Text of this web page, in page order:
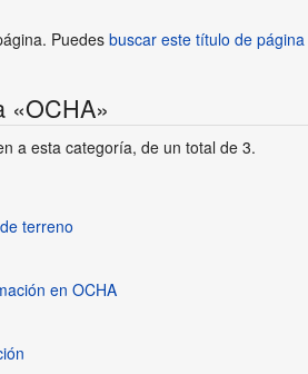
Puedesbuscar este título de página
«OCHA»
a esta categoría, de un total de 3.
terreno
en OCHA